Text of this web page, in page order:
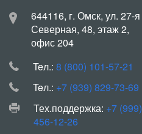
644116, г. Омск, ул. 27-я
Северная, 48, этаж 2,
офис 204
Teл.: 8 (800) 101-57-21
Teл.: +7 (939) 829-73-69
Тех.поддержка: +7 (999)
456-12-26